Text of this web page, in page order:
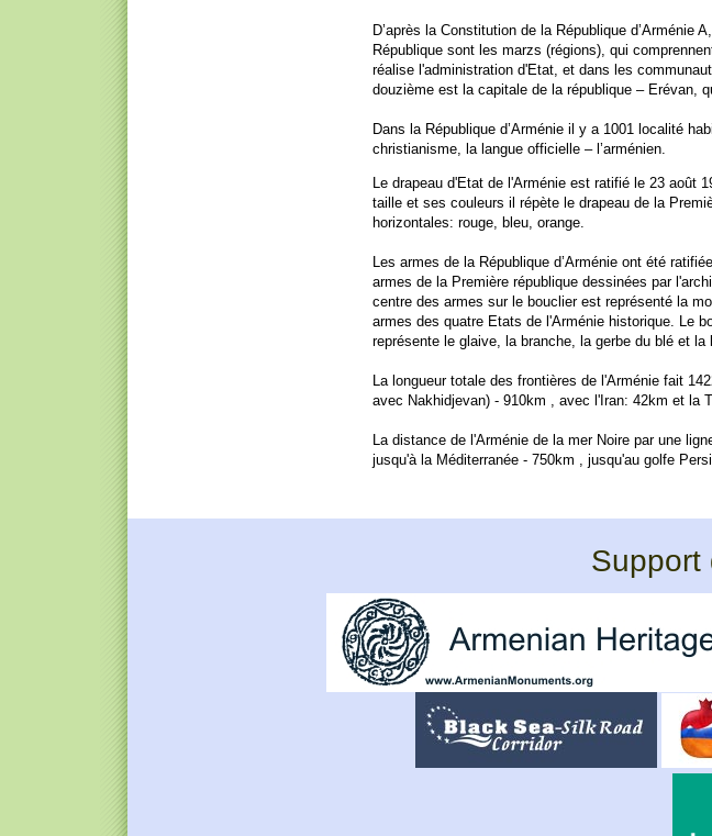
D’après la Constitution de la République
République sont les marzs (régions), qui
réalise l'administration d'Etat, et dans les
douzième est la capitale de la république – Erévan,
Dans la République d’Arménie il y a 1001 localité
christianisme, la langue officielle – l’arménien.
Le drapeau d'Etat de l'Arménie est ratifié le 23 août
taille et ses couleurs il répète le drapeau de la
horizontales: rouge, bleu, orange.
Les armes de la République d’Arménie ont été
armes de la Première république dessinées par
centre des armes sur le bouclier est représenté la
armes des quatre Etats de l'Arménie historique. Le
représente le glaive, la branche, la gerbe du blé et la
La longueur totale des frontières de l'Arménie fait
avec Nakhidjevan) - 910km , avec l'Iran: 42km et la
La distance de l'Arménie de la mer Noire par une
jusqu'à la Méditerranée - 750km , jusqu'au golfe
Support